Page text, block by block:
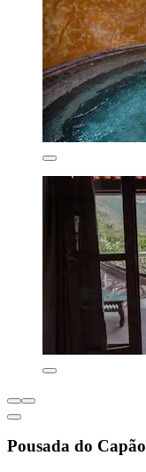
Pousada do Capão